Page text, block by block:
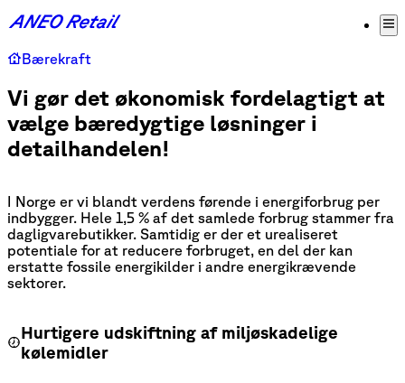
Bærekraft
Vi gør det økonomisk fordelagtigt at
vælge bæredygtige løsninger i
detailhandelen!
I Norge er vi blandt verdens førende i energiforbrug per
indbygger. Hele 1,5 % af det samlede forbrug stammer fra
dagligvarebutikker. Samtidig er der et urealiseret
potentiale for at reducere forbruget, en del der kan
erstatte fossile energikilder i andre energikrævende
sektorer.
Hurtigere udskiftning af miljøskadelige
kølemidler